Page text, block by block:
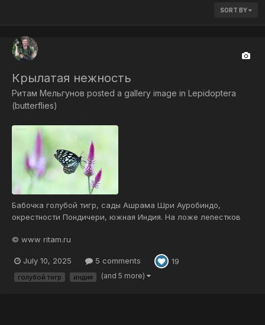
SORT BY
Крылатая нежность
Ритам Мельгунов posted a gallery image in Lepidoptera
(butterflies)
Бабочка голубой тигр, сады Ашрама Шри Ауробиндо,
окрестности Пондичери, южная Индия. На ложе лепестков
трепетно вкушать, А после вновь взмывать в простор лугов
безбрежный, С цветка в цветок порхать и медом их дышать
—...
© www ritam.ru
July 10, 2025 5 comments 19
голубой тигр индия (and 5 more)